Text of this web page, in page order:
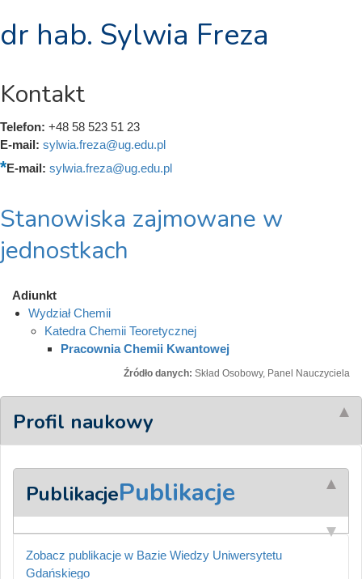
dr hab. Sylwia Freza
Kontakt
Telefon: +48 58 523 51 23
E-mail: sylwia.freza@ug.edu.pl
E-mail: sylwia.freza@ug.edu.pl
Stanowiska zajmowane w
jednostkach
Adiunkt
Wydział Chemii
Katedra Chemii Teoretycznej
Pracownia Chemii Kwantowej
Źródło danych: Skład Osobowy, Panel Nauczyciela
Profil naukowy
PublikacjePublikacje
Zobacz publikacje w Bazie Wiedzy Uniwersytetu
Gdańskiego